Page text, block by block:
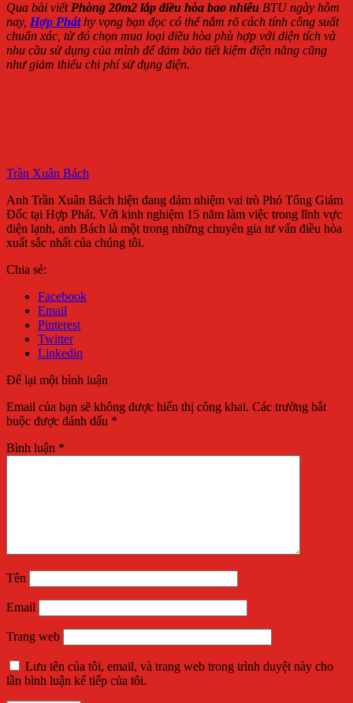
Qua bài viết Phòng 20m2 lắp điều hòa bao nhiêu BTU ngày hôm
nay, Hợp Pháthy vọng bạn đọc có thể nắm rõ cách tính công suất
chuẩn xác, từ đó chọn mua loại điều hòa phù hợp với diện tích và
nhu cầu sử dụng của mình để đảm bảo tiết kiệm điện năng cũng
như giảm thiểu chi phí sử dụng điện.
Trần Xuân Bách
Anh Trần Xuân Bách hiện đang đảm nhiệm vai trò Phó Tổng Giám
Đốc tại Hợp Phát. Với kinh nghiệm 15 năm làm việc trong lĩnh vực
điện lạnh, anh Bách là một trong những chuyên gia tư vấn điều hòa
xuất sắc nhất của chúng tôi.
Chia sẻ:
Facebook
Email
Pinterest
Twitter
Linkedin
Để lại một bình luận
Email của bạn sẽ không được hiển thị công khai. Các trường bắt
buộc được đánh dấu *
Bình luận *
Tên
Email
Trang web
Lưu tên của tôi, email, và trang web trong trình duyệt này cho
lần bình luận kế tiếp của tôi.